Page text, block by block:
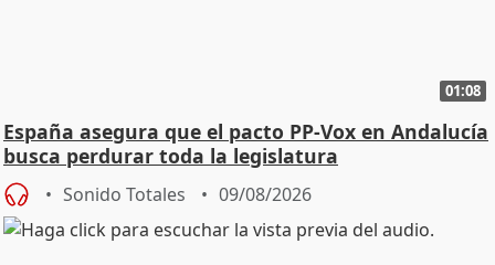
01:08
España asegura que el pacto PP-Vox en Andalucía
busca perdurar toda la legislatura
Sonido Totales 09/08/2026